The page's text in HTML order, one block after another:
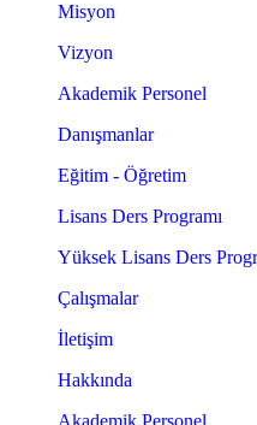
Misyon
Vizyon
Akademik Personel
Danışmanlar
Eğitim - Öğretim
Lisans Ders Programı
Yüksek Lisans Ders
Çalışmalar
İletişim
Hakkında